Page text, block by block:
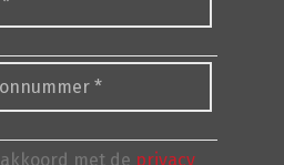
akkoord met de privacy